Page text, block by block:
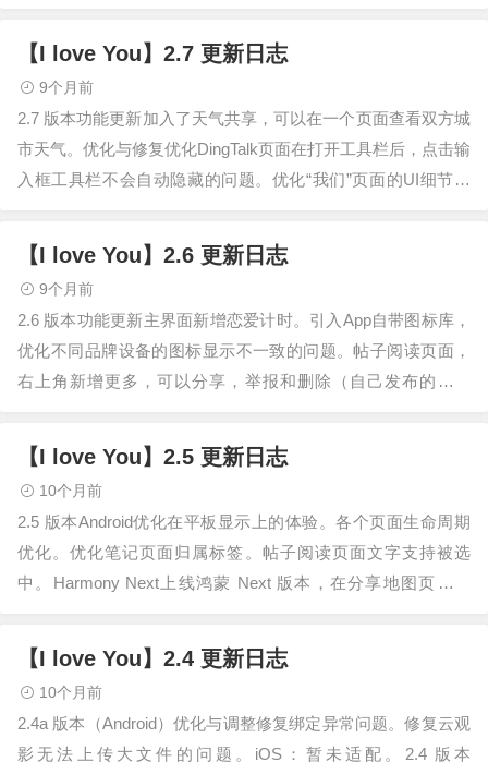
【I love You】2.7 更新日志
9个月前
2.7 版本功能更新加入了天气共享，可以在一个页面查看双方城
市天气。优化与修复优化DingTalk页面在打开工具栏后，点击输
入框工具栏不会自动隐藏的问题。优化“我们”页面的UI细节问
【I love You】2.6 更新日志
9个月前
2.6 版本功能更新主界面新增恋爱计时。引入App自带图标库，
优化不同品牌设备的图标显示不一致的问题。帖子阅读页面，
右上角新增更多，可以分享，举报和删除（自己发布的）帖
【I love You】2.5 更新日志
10个月前
2.5 版本Android优化在平板显示上的体验。各个页面生命周期
优化。优化笔记页面归属标签。帖子阅读页面文字支持被选
中。Harmony Next上线鸿蒙 Next 版本，在分享地图页面报
【I love You】2.4 更新日志
10个月前
2.4a 版本（Android）优化与调整修复绑定异常问题。修复云观
影无法上传大文件的问题。iOS：暂未适配。2.4 版本